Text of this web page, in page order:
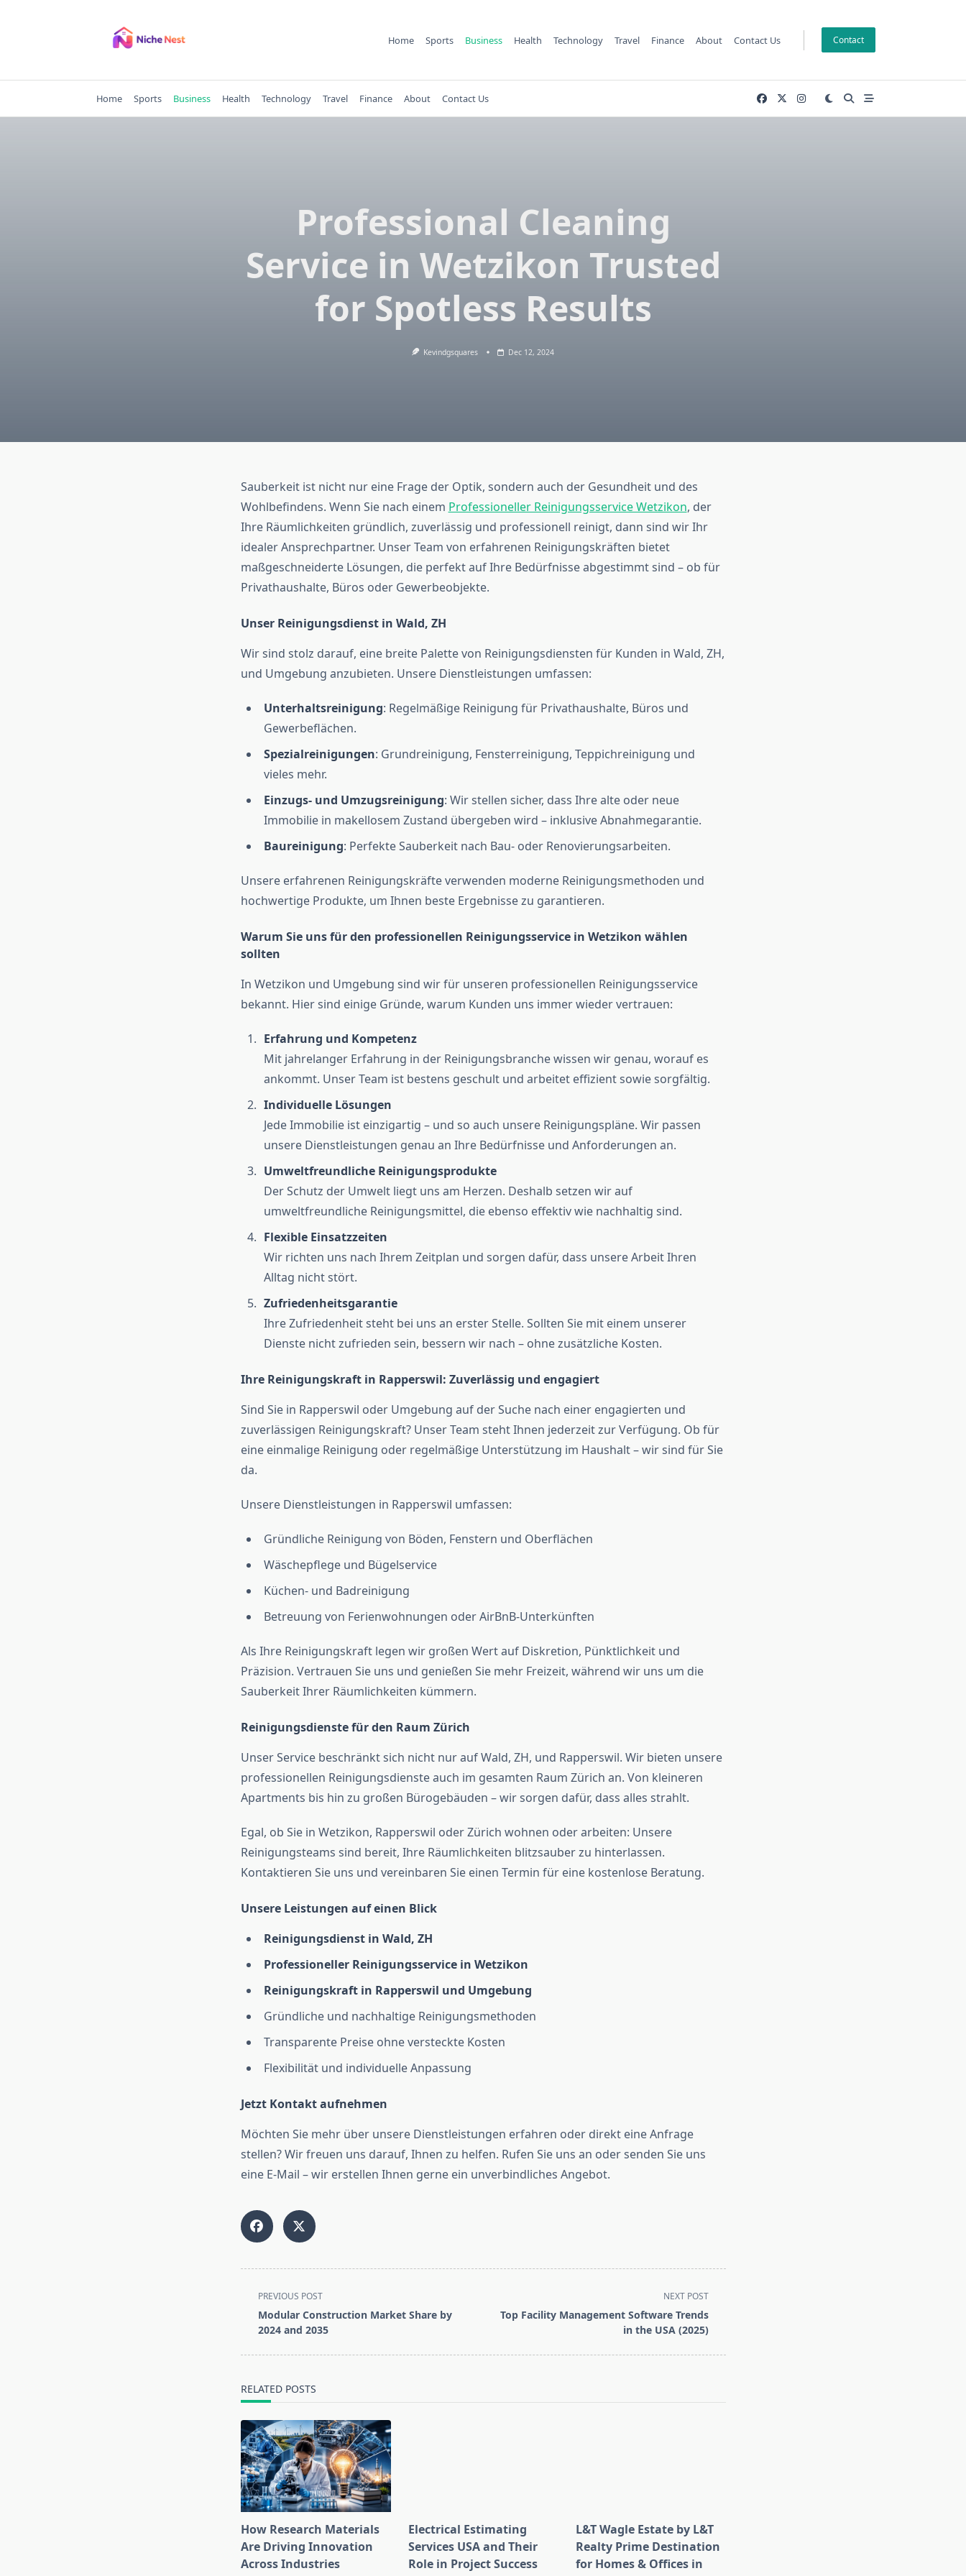
Home Sports Business Health Technology Travel Finance About Contact Us Contact
Home Sports Business Health Technology Travel Finance About Contact Us
Professional Cleaning
Service in Wetzikon Trusted
for Spotless Results
Kevindgsquares Dec 12, 2024
Sauberkeit ist nicht nur eine Frage der Optik, sondern auch der Gesundheit und des
Wohlbefindens. Wenn Sie nach einem Professioneller Reinigungsservice Wetzikon, der
Ihre Räumlichkeiten gründlich, zuverlässig und professionell reinigt, dann sind wir Ihr
idealer Ansprechpartner. Unser Team von erfahrenen Reinigungskräften bietet
maßgeschneiderte Lösungen, die perfekt auf Ihre Bedürfnisse abgestimmt sind – ob für
Privathaushalte, Büros oder Gewerbeobjekte.
Unser Reinigungsdienst in Wald, ZH
Wir sind stolz darauf, eine breite Palette von Reinigungsdiensten für Kunden in Wald, ZH,
und Umgebung anzubieten. Unsere Dienstleistungen umfassen:
Unterhaltsreinigung: Regelmäßige Reinigung für Privathaushalte, Büros und
Gewerbeflächen.
Spezialreinigungen: Grundreinigung, Fensterreinigung, Teppichreinigung und
vieles mehr.
Einzugs- und Umzugsreinigung: Wir stellen sicher, dass Ihre alte oder neue
Immobilie in makellosem Zustand übergeben wird – inklusive Abnahmegarantie.
Baureinigung: Perfekte Sauberkeit nach Bau- oder Renovierungsarbeiten.
Unsere erfahrenen Reinigungskräfte verwenden moderne Reinigungsmethoden und
hochwertige Produkte, um Ihnen beste Ergebnisse zu garantieren.
Warum Sie uns für den professionellen Reinigungsservice in Wetzikon wählen
sollten
In Wetzikon und Umgebung sind wir für unseren professionellen Reinigungsservice
bekannt. Hier sind einige Gründe, warum Kunden uns immer wieder vertrauen:
Erfahrung und Kompetenz
Mit jahrelanger Erfahrung in der Reinigungsbranche wissen wir genau, worauf es
ankommt. Unser Team ist bestens geschult und arbeitet effizient sowie sorgfältig.
Individuelle Lösungen
Jede Immobilie ist einzigartig – und so auch unsere Reinigungspläne. Wir passen
unsere Dienstleistungen genau an Ihre Bedürfnisse und Anforderungen an.
Umweltfreundliche Reinigungsprodukte
Der Schutz der Umwelt liegt uns am Herzen. Deshalb setzen wir auf
umweltfreundliche Reinigungsmittel, die ebenso effektiv wie nachhaltig sind.
Flexible Einsatzzeiten
Wir richten uns nach Ihrem Zeitplan und sorgen dafür, dass unsere Arbeit Ihren
Alltag nicht stört.
Zufriedenheitsgarantie
Ihre Zufriedenheit steht bei uns an erster Stelle. Sollten Sie mit einem unserer
Dienste nicht zufrieden sein, bessern wir nach – ohne zusätzliche Kosten.
Ihre Reinigungskraft in Rapperswil: Zuverlässig und engagiert
Sind Sie in Rapperswil oder Umgebung auf der Suche nach einer engagierten und
zuverlässigen Reinigungskraft? Unser Team steht Ihnen jederzeit zur Verfügung. Ob für
eine einmalige Reinigung oder regelmäßige Unterstützung im Haushalt – wir sind für Sie
da.
Unsere Dienstleistungen in Rapperswil umfassen:
Gründliche Reinigung von Böden, Fenstern und Oberflächen
Wäschepflege und Bügelservice
Küchen- und Badreinigung
Betreuung von Ferienwohnungen oder AirBnB-Unterkünften
Als Ihre Reinigungskraft legen wir großen Wert auf Diskretion, Pünktlichkeit und
Präzision. Vertrauen Sie uns und genießen Sie mehr Freizeit, während wir uns um die
Sauberkeit Ihrer Räumlichkeiten kümmern.
Reinigungsdienste für den Raum Zürich
Unser Service beschränkt sich nicht nur auf Wald, ZH, und Rapperswil. Wir bieten unsere
professionellen Reinigungsdienste auch im gesamten Raum Zürich an. Von kleineren
Apartments bis hin zu großen Bürogebäuden – wir sorgen dafür, dass alles strahlt.
Egal, ob Sie in Wetzikon, Rapperswil oder Zürich wohnen oder arbeiten: Unsere
Reinigungsteams sind bereit, Ihre Räumlichkeiten blitzsauber zu hinterlassen.
Kontaktieren Sie uns und vereinbaren Sie einen Termin für eine kostenlose Beratung.
Unsere Leistungen auf einen Blick
Reinigungsdienst in Wald, ZH
Professioneller Reinigungsservice in Wetzikon
Reinigungskraft in Rapperswil und Umgebung
Gründliche und nachhaltige Reinigungsmethoden
Transparente Preise ohne versteckte Kosten
Flexibilität und individuelle Anpassung
Jetzt Kontakt aufnehmen
Möchten Sie mehr über unsere Dienstleistungen erfahren oder direkt eine Anfrage
stellen? Wir freuen uns darauf, Ihnen zu helfen. Rufen Sie uns an oder senden Sie uns
eine E-Mail – wir erstellen Ihnen gerne ein unverbindliches Angebot.
<span
class="nav-
subtitle
PREVIOUS POST
Modular Construction Market Share by
2024 and 2035
NEXT POST
Top Facility Management Software Trends
in the USA (2025)
RELATED POSTS
How Research Materials
Are Driving Innovation
Across Industries
Electrical Estimating
Services USA and Their
Role in Project Success
L&T Wagle Estate by L&T
Realty Prime Destination
for Homes & Offices in